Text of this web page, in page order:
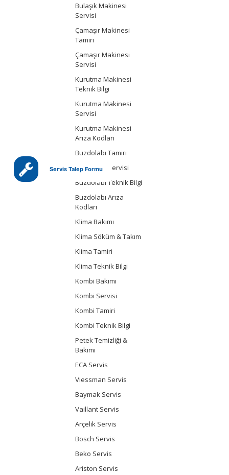
Bulaşık Makinesi
Servisi
Çamaşır Makinesi
Tamiri
Çamaşır Makinesi
Servisi
Kurutma Makinesi
Teknik Bilgi
Kurutma Makinesi
Servisi
Kurutma Makinesi
Arıza Kodları
Buzdolabı Tamiri
Buzdolabı Servisi
Buzdolabı Teknik Bilgi
Buzdolabı Arıza
Kodları
Klima Bakımı
Klima Söküm & Takım
Klima Tamiri
Klima Teknik Bilgi
Kombi Bakımı
Kombi Servisi
Kombi Tamiri
Kombi Teknik Bilgi
Petek Temizliği &
Bakımı
ECA Servis
Viessman Servis
Baymak Servis
Vaillant Servis
Arçelik Servis
Bosch Servis
Beko Servis
Ariston Servis
Servis Talep Formu